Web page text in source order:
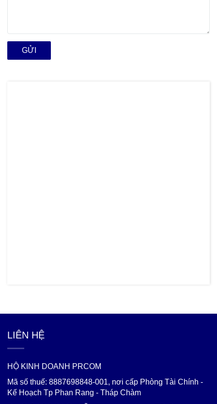
GỬI
LIÊN HỆ
HỘ KINH DOANH PRCOM
Mã số thuế: 8887698848-001, nơi cấp Phòng Tài Chính -
Kế Hoạch Tp Phan Rang - Tháp Chàm